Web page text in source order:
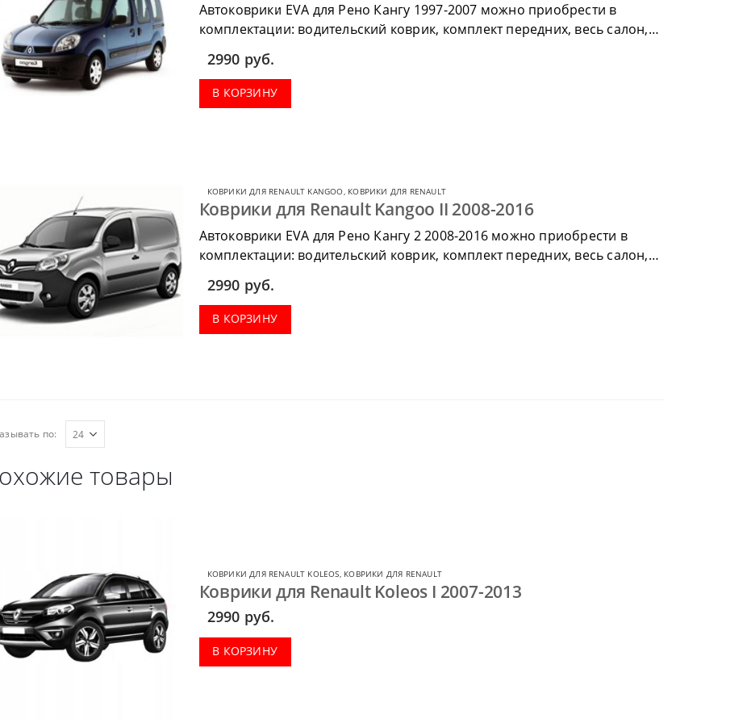
Автоковрики EVA для Рено Кангу 1997-2007 можно приобрести в
комплектации: водительский коврик, комплект передних, весь салон,
2990 руб.
В КОРЗИНУ
КОВРИКИ ДЛЯ RENAULT KANGOO, КОВРИКИ ДЛЯ RENAULT
Коврики для Renault Kangoo II 2008-2016
Автоковрики EVA для Рено Кангу 2 2008-2016 можно приобрести в
комплектации: водительский коврик, комплект передних, весь салон,
2990 руб.
В КОРЗИНУ
по:
товары
КОВРИКИ ДЛЯ RENAULT KOLEOS, КОВРИКИ ДЛЯ RENAULT
Коврики для Renault Koleos I 2007-2013
2990 руб.
В КОРЗИНУ